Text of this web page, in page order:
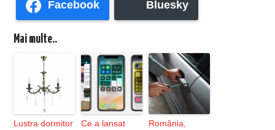
Facebook Bluesky
Mai multe..
Lustra dormitor
Ce a lansat
România,